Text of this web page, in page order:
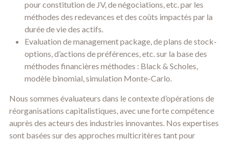
pour constitution de JV, de négociations, etc. par les
méthodes des redevances et des coûts impactés par la
durée de vie des actifs.
Evaluation de management package, de plans de stock-
options, d’actions de préférences, etc. sur la base des
méthodes financières méthodes : Black & Scholes,
modèle binomial, simulation Monte-Carlo.
Nous sommes évaluateurs dans le contexte d’opérations de
réorganisations capitalistiques, avec une forte compétence
auprès des acteurs des industries innovantes. Nos expertises
sont basées sur des approches multicritères tant pour